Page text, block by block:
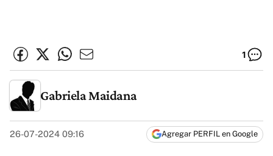
1
Gabriela Maidana
26-07-2024 09:16 Agregar PERFIL en Google